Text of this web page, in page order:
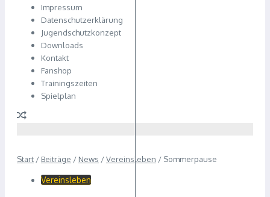
Impressum
Datenschutzerklärung
Jugendschutzkonzept
Downloads
Kontakt
Fanshop
Trainingszeiten
Spielplan
Start / Beiträge / News /Vereinsleben / Sommerpause
Vereinsleben